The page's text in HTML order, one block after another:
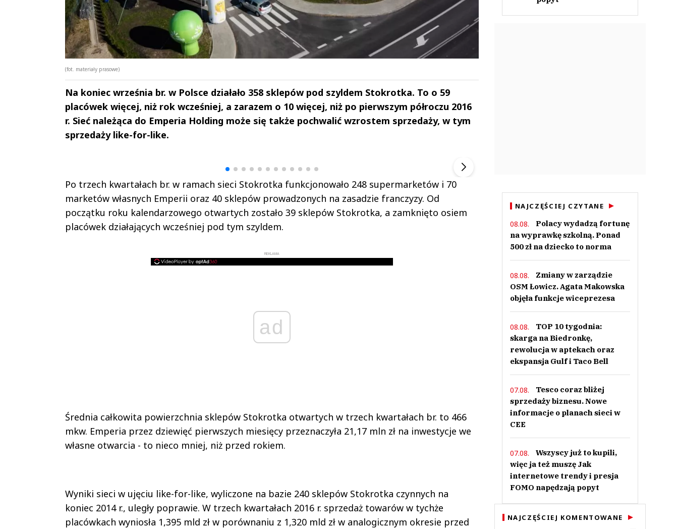
(fot. materiały prasowe)
Na koniec września br. w Polsce działało 358 sklepów pod szyldem Stokrotka. To o 59
placówek więcej, niż rok wcześniej, a zarazem o 10 więcej, niż po pierwszym półroczu 2016
r. Sieć należąca do Emperia Holding może się także pochwalić wzrostem sprzedaży, w tym
sprzedaży like-for-like.
Po trzech kwartałach br. w ramach sieci Stokrotka funkcjonowało 248 supermarketów i 70
marketów własnych Emperii oraz 40 sklepów prowadzonych na zasadzie franczyzy. Od
początku roku kalendarzowego otwartych zostało 39 sklepów Stokrotka, a zamknięto osiem
placówek działających wcześniej pod tym szyldem.
REKLAMA
ad
Średnia całkowita powierzchnia sklepów Stokrotka otwartych w trzech kwartałach br. to 466
mkw. Emperia przez dziewięć pierwszych miesięcy przeznaczyła 21,17 mln zł na inwestycje we
własne otwarcia - to nieco mniej, niż przed rokiem.
Wyniki sieci w ujęciu like-for-like, wyliczone na bazie 240 sklepów Stokrotka czynnych na
koniec 2014 r., uległy poprawie. W trzech kwartałach 2016 r. sprzedaż towarów w tychże
placówkach wyniosła 1,395 mld zł w porównaniu z 1,320 mld zł w analogicznym okresie przed
Andrzej i Marta
NAJCZĘŚCIEJ CZYTANE
08.08.
Polacy wydadzą fortunę
na wyprawkę szkolną. Ponad
500 zł na dziecko to norma
08.08.
Zmiany w zarządzie
OSM Łowicz. Agata Makowska
objęła funkcje wiceprezesa
08.08.
TOP 10 tygodnia:
skarga na Biedronkę,
rewolucja w aptekach oraz
ekspansja Gulf i Taco Bell
07.08.
Tesco coraz bliżej
sprzedaży biznesu. Nowe
informacje o planach sieci w
CEE
07.08.
Wszyscy już to kupili,
więc ja też muszę Jak
internetowe trendy i presja
FOMO napędzają popyt
NAJCZĘŚCIEJ KOMENTOWANE